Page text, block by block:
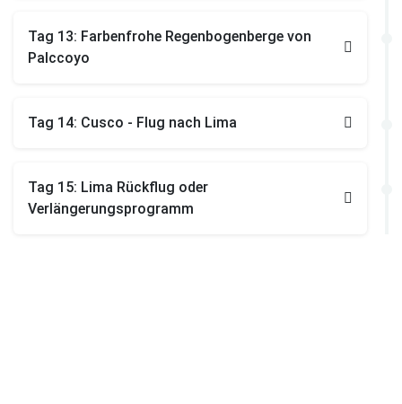
Tag 13: Farbenfrohe Regenbogenberge von
Palccoyo
Tag 14: Cusco - Flug nach Lima
Tag 15: Lima Rückflug oder
Verlängerungsprogramm